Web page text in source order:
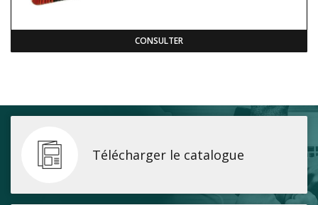
CONSULTER
Télécharger le catalogue